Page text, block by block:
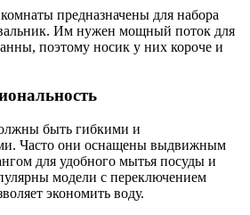
предназначены для набора
Им нужен мощный поток для
поэтому носик у них короче и
быть гибкими и
Часто они оснащены выдвижным
для удобного мытья посуды и
модели с переключением
экономить воду.